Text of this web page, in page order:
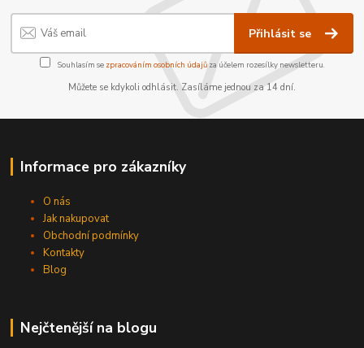
Přihlásit se
Souhlasím se zpracováním osobních údajůza účelem rozesílky newsletteru.
Můžete se kdykoli odhlásit. Zasíláme jednou za 14 dní.
Informace pro zákazníky
O nás
Jak nakupovat
Obchodní podmínky
Kontakty
Blog
Nejčtenější na blogu